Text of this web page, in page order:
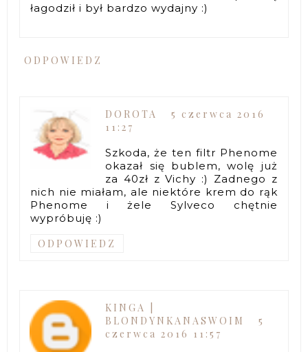
łagodził i był bardzo wydajny :)
ODPOWIEDZ
DOROTA
5 czerwca 2016
11:27
Szkoda, że ten filtr Phenome
okazał się bublem, wolę już
za 40zł z Vichy :) Zadnego z
nich nie miałam, ale niektóre krem do rąk
Phenome i żele Sylveco chętnie
wypróbuję :)
ODPOWIEDZ
KINGA |
BLONDYNKANASWOIM
5
czerwca 2016 11:57